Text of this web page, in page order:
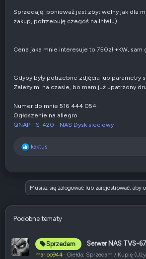
Sprzedaję, ponieważ jest zbyt wolny jak dla
zakup, potrzebuję czegoś na Intelu).
Cena jaka mnie interesuje to 750zł +KW, sam
Gdyby były potrzebne zdjęcia lub parametry
Zależy mi na czasie, bo mam już upatrzony
Numer do mnie 516 444 054
Ogłoszenie na allegro
QNAP TS-420 - NAS Dysk sieciowy
R
k
c
j
kaktus
Musisz się zalogować lub zarejestrować, aby
Podobne tematy
Sprzedam Serwer NAS TVS-
marioo944
Giełda: Sprzedam / Kupię